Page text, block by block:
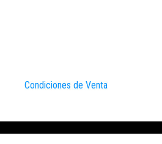
Condiciones de Venta